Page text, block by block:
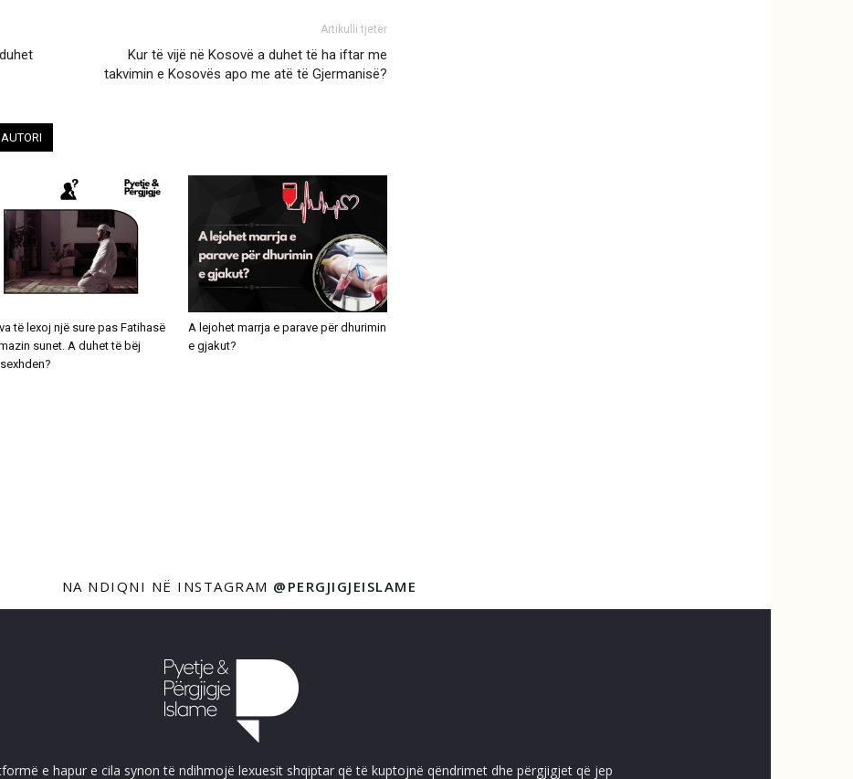
Artikulli tjetër
Kur të vijë në Kosovë a duhet të ha iftar me
takvimin e Kosovës apo me atë të Gjermanisë?
të lexoj një sure pas Fatihasë
sunet. A duhet të bëj
A lejohet marrja e parave për dhurimin
e gjakut?
NA NDIQNI NË INSTAGRAM @PERGJIGJEISLAME
e hapur e cila synon të ndihmojë lexuesit shqiptar që të kuptojnë qëndrimet dhe përgjigjet që jep